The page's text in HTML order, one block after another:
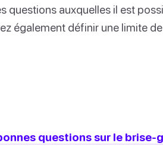
questions auxquelles il est
également définir une limite
questions sur le brise-